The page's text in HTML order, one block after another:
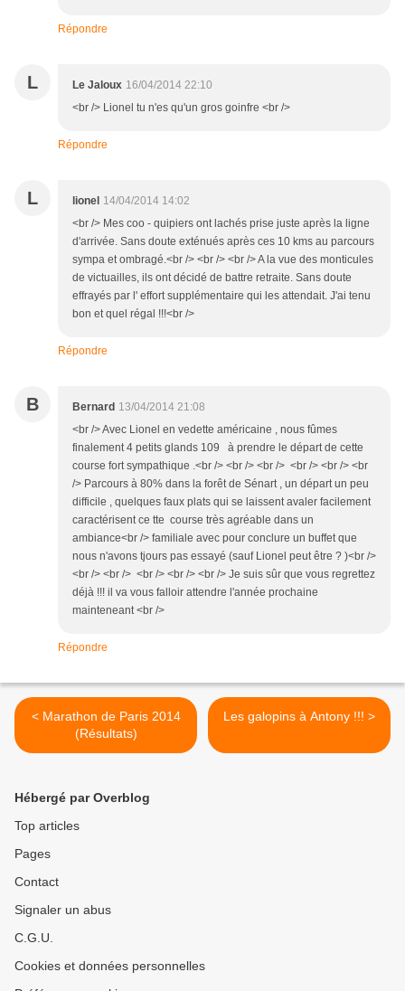
Répondre
L Le Jaloux 16/04/2014 22:10
<br /> Lionel tu n'es qu'un gros goinfre <br />
Répondre
L lionel 14/04/2014 14:02
<br /> Mes coo - quipiers ont lachés prise juste après la ligne
d'arrivée. Sans doute exténués après ces 10 kms au parcours
sympa et ombragé.<br /> <br /> <br /> A la vue des monticules
de victuailles, ils ont décidé de battre retraite. Sans doute
effrayés par l' effort supplémentaire qui les attendait. J'ai tenu
bon et quel régal !!!<br />
Répondre
B Bernard 13/04/2014 21:08
<br /> Avec Lionel en vedette américaine , nous fûmes
finalement 4 petits glands 109 à prendre le départ de cette
course fort sympathique .<br /> <br /> <br /> <br /> <br /> <br
/> Parcours à 80% dans la forêt de Sénart , un départ un peu
difficile , quelques faux plats qui se laissent avaler facilement
caractérisent ce tte course très agréable dans un
ambiance<br /> familiale avec pour conclure un buffet que
nous n'avons tjours pas essayé (sauf Lionel peut être ? )<br />
<br /> <br /> <br /> <br /> <br /> Je suis sûr que vous regrettez
déjà !!! il va vous falloir attendre l'année prochaine
mainteneant <br />
Répondre
< Marathon de Paris 2014
(Résultats)
Les galopins à Antony !!! >
Hébergé par Overblog
Top articles
Pages
Contact
Signaler un abus
C.G.U.
Cookies et données personnelles